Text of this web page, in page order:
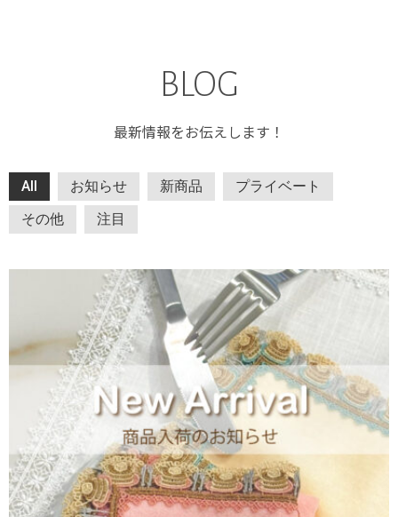
BLOG
最新情報をお伝えします！
All お知らせ 新商品
プライベート
その他
注目